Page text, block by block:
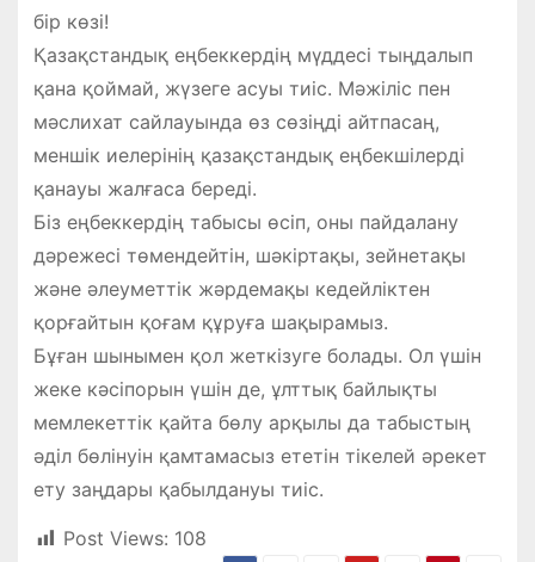
бір көзі!
Қазақстандық еңбеккердің мүддесі тыңдалып
қана қоймай, жүзеге асуы тиіс. Мәжіліс пен
мәслихат сайлауында өз сөзіңді айтпасаң,
меншік иелерінің қазақстандық еңбекшілерді
қанауы жалғаса береді.
Біз еңбеккердің табысы өсіп, оны пайдалану
дәрежесі төмендейтін, шәкіртақы, зейнетақы
және әлеуметтік жәрдемақы кедейліктен
қорғайтын қоғам құруға шақырамыз.
Бұған шынымен қол жеткізуге болады. Ол үшін
жеке кәсіпорын үшін де, ұлттық байлықты
мемлекеттік қайта бөлу арқылы да табыстың
әділ бөлінуін қамтамасыз ететін тікелей әрекет
ету заңдары қабылдануы тиіс.
Post Views: 108